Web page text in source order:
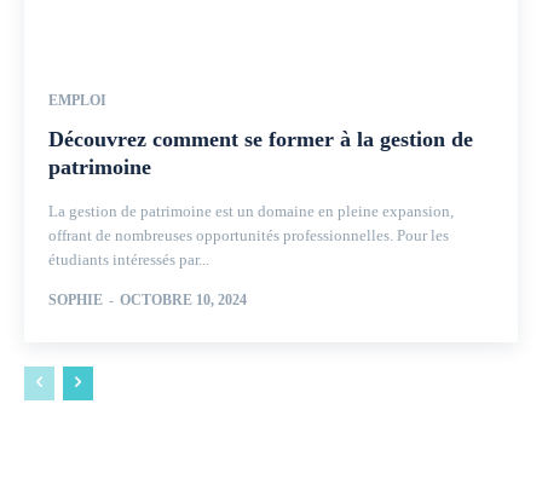
EMPLOI
Découvrez comment se former à la gestion de
patrimoine
La gestion de patrimoine est un domaine en pleine expansion,
offrant de nombreuses opportunités professionnelles. Pour les
étudiants intéressés par...
SOPHIE - OCTOBRE 10, 2024